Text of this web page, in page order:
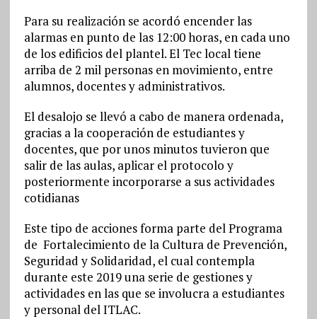
Para su realización se acordó encender las
alarmas en punto de las 12:00 horas, en cada uno
de los edificios del plantel. El Tec local tiene
arriba de 2 mil personas en movimiento, entre
alumnos, docentes y administrativos.
El desalojo se llevó a cabo de manera ordenada,
gracias a la cooperación de estudiantes y
docentes, que por unos minutos tuvieron que
salir de las aulas, aplicar el protocolo y
posteriormente incorporarse a sus actividades
cotidianas
Este tipo de acciones forma parte del Programa
de Fortalecimiento de la Cultura de Prevención,
Seguridad y Solidaridad, el cual contempla
durante este 2019 una serie de gestiones y
actividades en las que se involucra a estudiantes
y personal del ITLAC.